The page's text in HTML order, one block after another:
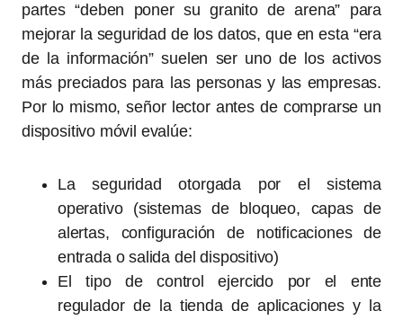
partes “deben poner su granito de arena” para
mejorar la seguridad de los datos, que en esta “era
de la información” suelen ser uno de los activos
más preciados para las personas y las empresas.
Por lo mismo, señor lector antes de comprarse un
dispositivo móvil evalúe:
La seguridad otorgada por el sistema
operativo (sistemas de bloqueo, capas de
alertas, configuración de notificaciones de
entrada o salida del dispositivo)
El tipo de control ejercido por el ente
regulador de la tienda de aplicaciones y la